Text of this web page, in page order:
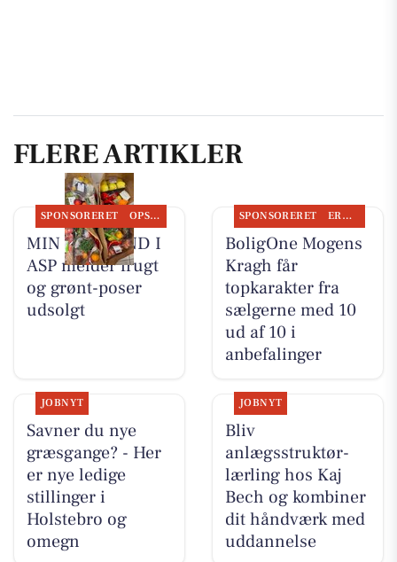
FLERE ARTIKLER
SPONSORERET OPSLAGSTAVLEN
MIN KØBMAND I
ASP melder frugt
og grønt-poser
udsolgt
SPONSORERET ERHVERV
BoligOne Mogens
Kragh får
topkarakter fra
sælgerne med 10
ud af 10 i
anbefalinger
JOBNYT
Savner du nye
græsgange? - Her
er nye ledige
stillinger i
Holstebro og
omegn
JOBNYT
Bliv
anlægsstruktør-
lærling hos Kaj
Bech og kombiner
dit håndværk med
uddannelse